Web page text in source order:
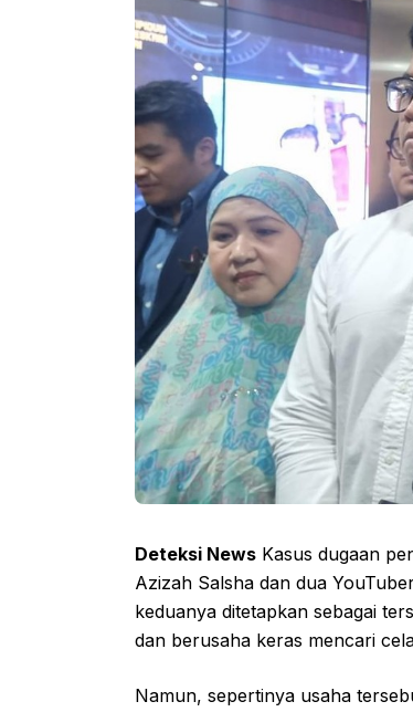
Deteksi News Kasus dugaan
Azizah Salsha dan dua
keduanya ditetapkan sebagai
dan berusaha keras mencari
Namun, sepertinya usaha